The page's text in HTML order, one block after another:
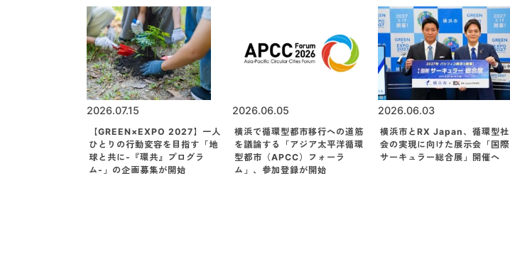
2026.07.15
【GREEN×EXPO 2027】一人
ひとりの行動変容を目指す「地
球と共に-『環共』プログラ
ム-」の企画募集が開始
2026.06.05
横浜で循環型都市移行への道筋
を議論する「アジア太平洋循環
型都市（APCC）フォーラ
ム」、参加登録が開始
2026.06.03
横浜市とRX Japan、循環型社
会の実現に向けた展示会「国際
サーキュラー総合展」開催へ